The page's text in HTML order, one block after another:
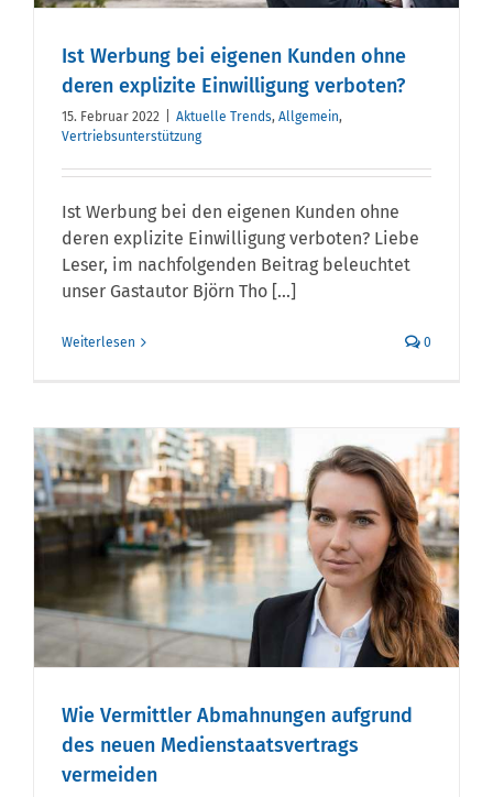
Ist Werbung bei eigenen Kunden ohne
deren explizite Einwilligung verboten?
15. Februar 2022 Aktuelle Trends, Allgemein,
Vertriebsunterstützung
Ist Werbung bei den eigenen Kunden ohne
deren explizite Einwilligung verboten? Liebe
Leser, im nachfolgenden Beitrag beleuchtet
unser Gastautor Björn Tho [...]
Weiterlesen 0
Wie Vermittler Abmahnungen aufgrund
des neuen Medienstaatsvertrags
vermeiden